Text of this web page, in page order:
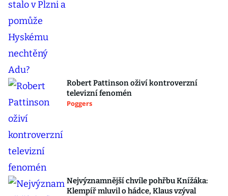
Robert Pattinson oživí kontroverzní
televizní fenomén
Poggers
Nejvýznamnější chvíle pohřbu Knížáka:
Klempíř mluvil o hádce, Klaus vzýval